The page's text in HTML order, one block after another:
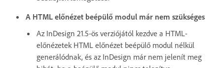
A HTML előnézet beépülő modul már nem szükséges
Az InDesign 21.5-ös verziójától kezdve a HTML-
előnézetek HTML előnézet beépülő modul nélkül
generálódnak, és az InDesign már nem jelenít meg